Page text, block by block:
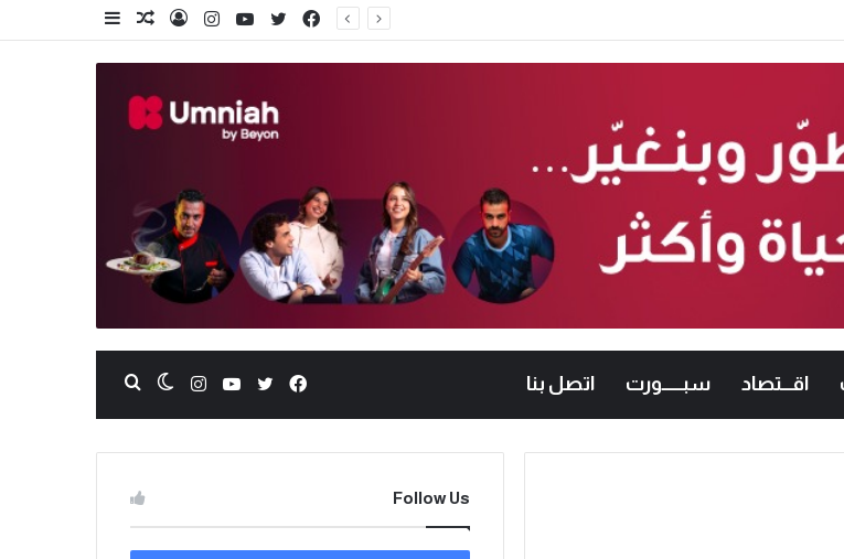
تطالب بتطبيقها تدريجياً
اقـــتصاد سبــــــورت اتصل بنا
Follow Us